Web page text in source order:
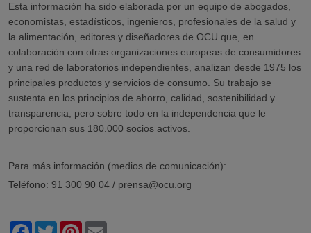
Esta información ha sido elaborada por un equipo de abogados,
economistas, estadísticos, ingenieros, profesionales de la salud y
la alimentación, editores y diseñadores de OCU que, en
colaboración con otras organizaciones europeas de consumidores
y una red de laboratorios independientes, analizan desde 1975 los
principales productos y servicios de consumo. Su trabajo se
sustenta en los principios de ahorro, calidad, sostenibilidad y
transparencia, pero sobre todo en la independencia que le
proporcionan sus 180.000 socios activos.
Para más información (medios de comunicación):
Teléfono: 91 300 90 04 / prensa@ocu.org
Facebook
TwitterPinterest